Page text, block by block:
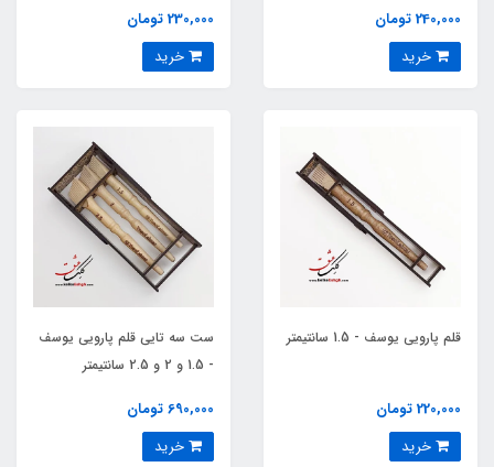
240,000 تومان
230,000 تومان
قلم پارویی یوسف - 1.5 سانتیمتر
220,000 تومان
ست سه تایی قلم پارویی یوسف
- 1.5 و 2 و 2.5 سانتیمتر
690,000 تومان